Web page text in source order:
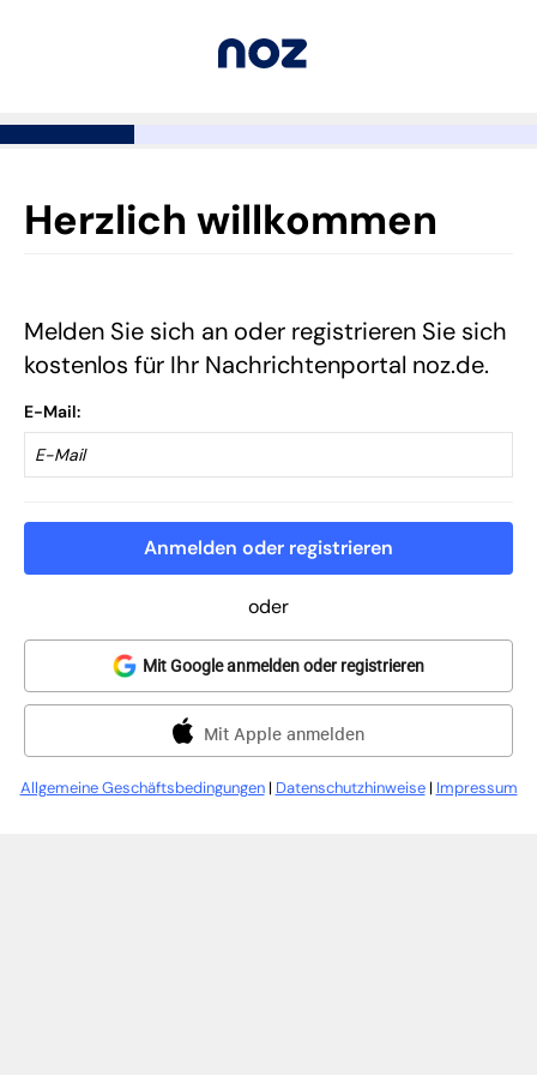
Herzlich willkommen
Melden Sie sich an oder registrieren Sie sich
kostenlos für Ihr Nachrichtenportal noz.de.
E-Mail
Anmelden oder registrieren
oder
Mit Google anmelden oder registrieren
Mit Apple anmelden
Allgemeine Geschäftsbedingungen| Datenschutzhinweise| Impressum